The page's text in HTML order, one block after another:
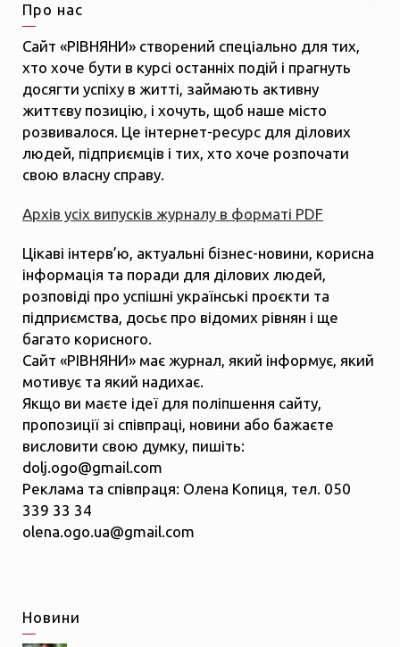
Про нас
Сайт «РІВНЯНИ» створений спеціально для тих,
хто хоче бути в курсі останніх подій і прагнуть
досягти успіху в житті, займають активну
життєву позицію, і хочуть, щоб наше місто
розвивалося. Це інтернет-ресурс для ділових
людей, підприємців і тих, хто хоче розпочати
свою власну справу.
Архів усіх випусків журналу в форматі PDF
Цікаві інтерв’ю, актуальні бізнес-новини, корисна
інформація та поради для ділових людей,
розповіді про успішні українські проєкти та
підприємства, досьє про відомих рівнян і ще
багато корисного.
Сайт «РІВНЯНИ» має журнал, який інформує, який
мотивує та який надихає.
Якщо ви маєте ідеї для поліпшення сайту,
пропозиції зі співпраці, новини або бажаєте
висловити свою думку, пишіть:
dolj.ogo@gmail.com
Реклама та співпраця: Олена Копиця, тел. 050
339 33 34
olena.ogo.ua@gmail.com
Новини